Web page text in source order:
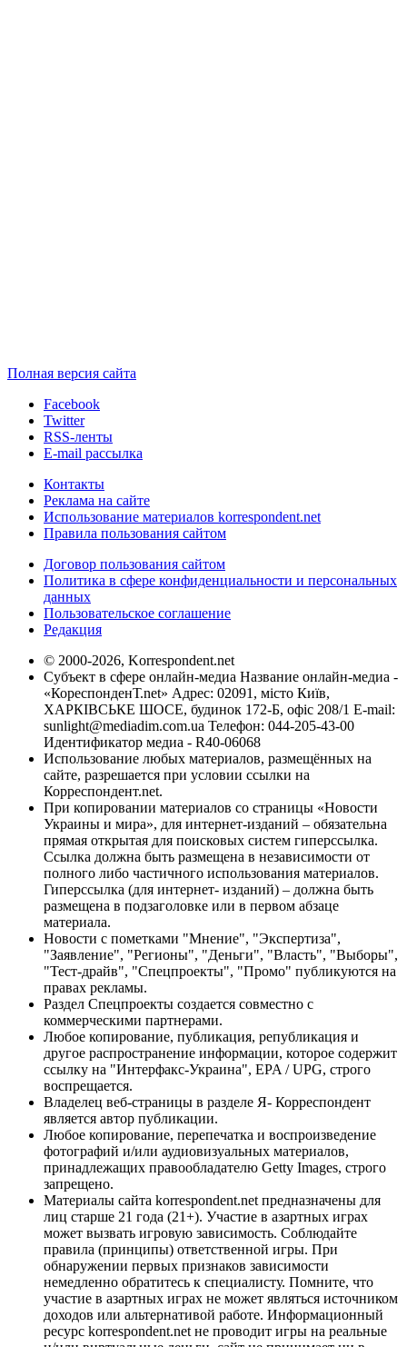
Полная версия сайта
Facebook
Twitter
RSS-ленты
E-mail рассылка
Контакты
Реклама на сайте
Использование материалов korrespondent.net
Правила пользования сайтом
Договор пользования сайтом
Политика в сфере конфиденциальности и персональных
данных
Пользовательское соглашение
Редакция
© 2000-2026, Korrespondent.net
Субъект в сфере онлайн-медиа Название онлайн-медиа -
«КореспонденТ.net» Адрес: 02091, місто Київ,
ХАРКІВСЬКЕ ШОСЕ, будинок 172-Б, офіс 208/1 E-mail:
sunlight@mediadim.com.ua Телефон: 044-205-43-00
Идентификатор медиа - R40-06068
Использование любых материалов, размещённых на
сайте, разрешается при условии ссылки на
Корреспондент.net.
При копировании материалов со страницы «Новости
Украины и мира», для интернет-изданий – обязательна
прямая открытая для поисковых систем гиперссылка.
Ссылка должна быть размещена в независимости от
полного либо частичного использования материалов.
Гиперссылка (для интернет- изданий) – должна быть
размещена в подзаголовке или в первом абзаце
материала.
Новости с пометками "Мнение", "Экспертиза",
"Заявление", "Регионы", "Деньги", "Власть", "Выборы",
"Тест-драйв", "Спецпроекты", "Промо" публикуются на
правах рекламы.
Раздел Спецпроекты создается совместно с
коммерческими партнерами.
Любое копирование, публикация, републикация и
другое распространение информации, которое содержит
ссылку на "Интерфакс-Украина", EPA / UPG, строго
воспрещается.
Владелец веб-страницы в разделе Я- Корреспондент
является автор публикации.
Любое копирование, перепечатка и воспроизведение
фотографий и/или аудиовизуальных материалов,
принадлежащих правообладателю Getty Images, строго
запрещено.
Материалы сайта korrespondent.net предназначены для
лиц старше 21 года (21+). Участие в азартных играх
может вызвать игровую зависимость. Соблюдайте
правила (принципы) ответственной игры. При
обнаружении первых признаков зависимости
немедленно обратитесь к специалисту. Помните, что
участие в азартных играх не может являться источником
доходов или альтернативой работе. Информационный
ресурс korrespondent.net не проводит игры на реальные